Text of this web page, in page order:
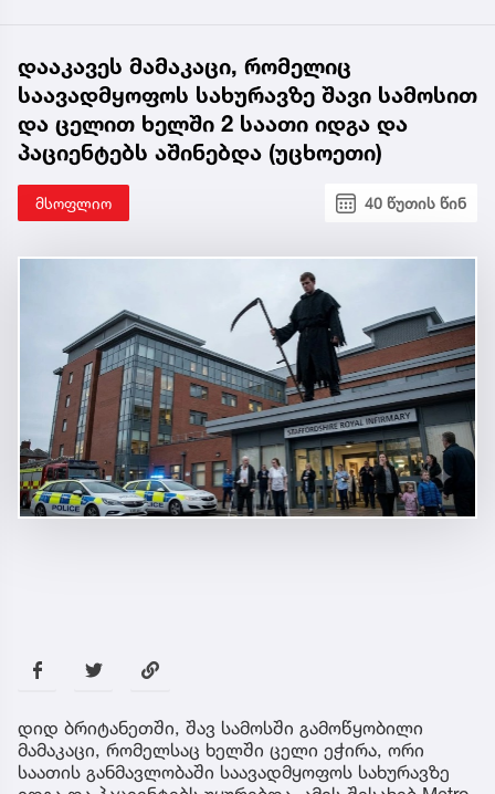
დააკავეს მამაკაცი, რომელიც
საავადმყოფოს სახურავზე შავი სამოსით
და ცელით ხელში 2 საათი იდგა და
პაციენტებს აშინებდა (უცხოეთი)
მსოფლიო 40 წუთის წინ
დიდ ბრიტანეთში, შავ სამოსში გამოწყობილი
მამაკაცი, რომელსაც ხელში ცელი ეჭირა, ორი
საათის განმავლობაში საავადმყოფოს სახურავზე